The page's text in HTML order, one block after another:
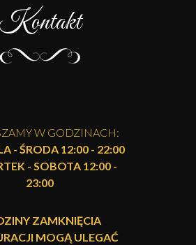
Kontakt
W GODZINACH:
- ŚRODA 12:00 - 22:00
- SOBOTA 12:00 -
23:00
ZAMKNIĘCIA
MOGĄ ULEGAĆ